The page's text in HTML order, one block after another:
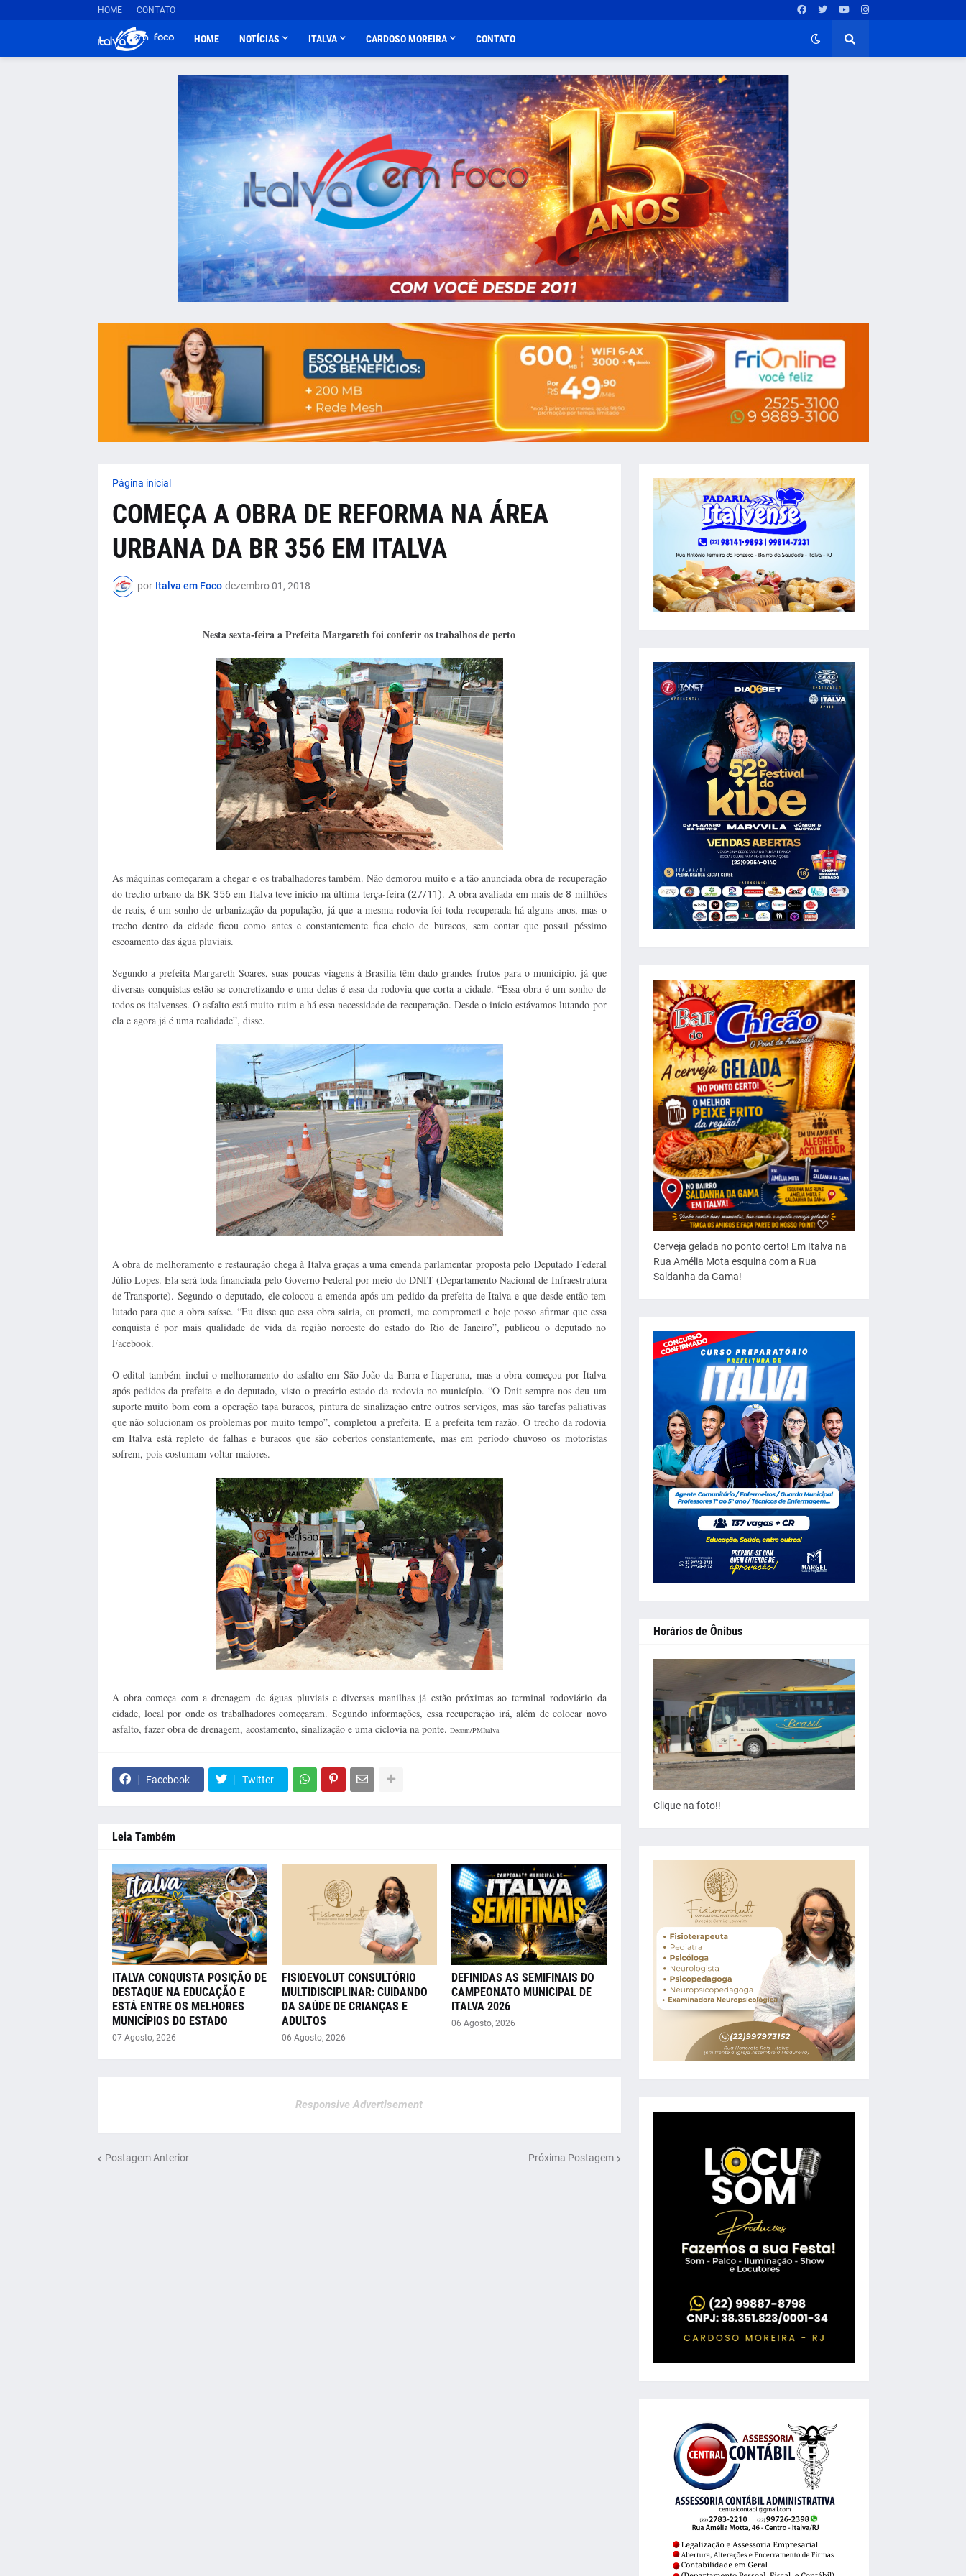
HOME CONTATO
HOME NOTÍCIAS ITALVA CARDOSO MOREIRA CONTATO
Página inicial
COMEÇA A OBRA DE REFORMA NA ÁREA
URBANA DA BR 356 EM ITALVA
por Italva em Foco dezembro 01, 2018
Nesta sexta-feira a Prefeita Margareth foi conferir os trabalhos de perto
As máquinas começaram a chegar e os trabalhadores também. Não demorou muito e a tão anunciada obra de recuperação
do trecho urbano da BR 356em Italva teve início na última terça-feira (27/11). A obra avaliada em mais de8 milhões
de reais, é um sonho de urbanização da população, já que a mesma rodovia foi toda recuperada há alguns anos, mas o
trecho dentro da cidade ficou como antes e constantemente fica cheio de buracos, sem contar que possui péssimo
escoamento das água pluviais.
Segundo a prefeita Margareth Soares, suas poucas viagens à Brasília têm dado grandes frutos para o município, já que
diversas conquistas estão se concretizando e uma delas é essa da rodovia que corta a cidade. “Essa obra é um sonho de
todos os italvenses. O asfalto está muito ruim e há essa necessidade de recuperação. Desde o início estávamos lutando por
ela e agora já é uma realidade”, disse.
A obra de melhoramento e restauração chega à Italva graças a uma emenda parlamentar proposta pelo Deputado Federal
Júlio Lopes. Ela será toda financiada pelo Governo Federal por meio do DNIT (Departamento Nacional de Infraestrutura
de Transporte). Segundo o deputado, ele colocou a emenda após um pedido da prefeita de Italva e que desde então tem
lutado para que a obra saísse. “Eu disse que essa obra sairia, eu prometi, me comprometi e hoje posso afirmar que essa
conquista é por mais qualidade de vida da região noroeste do estado do Rio de Janeiro”, publicou o deputado no
Facebook.
O edital também inclui o melhoramento do asfalto em São João da Barra e Itaperuna, mas a obra começou por Italva
após pedidos da prefeita e do deputado, visto o precário estado da rodovia no município. “O Dnit sempre nos deu um
suporte muito bom com a operação tapa buracos, pintura de sinalização entre outros serviços, mas são tarefas paliativas
que não solucionam os problemas por muito tempo”, completou a prefeita. E a prefeita tem razão. O trecho da rodovia
em Italva está repleto de falhas e buracos que são cobertos constantemente, mas em período chuvoso os motoristas
sofrem, pois costumam voltar maiores.
A obra começa com a drenagem de águas pluviais e diversas manilhas já estão próximas ao terminal rodoviário da
cidade, local por onde os trabalhadores começaram. Segundo informações, essa recuperação irá, além de colocar novo
asfalto, fazer obra de drenagem, acostamento, sinalização e uma ciclovia na ponte. Decom/PMItalva
Facebook Twitter
Leia Também
ITALVA CONQUISTA POSIÇÃO DE
DESTAQUE NA EDUCAÇÃO E
ESTÁ ENTRE OS MELHORES
MUNICÍPIOS DO ESTADO
07 Agosto, 2026
FISIOEVOLUT CONSULTÓRIO
MULTIDISCIPLINAR: CUIDANDO
DA SAÚDE DE CRIANÇAS E
ADULTOS
06 Agosto, 2026
DEFINIDAS AS SEMIFINAIS DO
CAMPEONATO MUNICIPAL DE
ITALVA 2026
06 Agosto, 2026
Responsive Advertisement
Postagem Anterior Próxima Postagem
Cerveja gelada no ponto certo! Em Italva na
Rua Amélia Mota esquina com a Rua
Saldanha da Gama!
Horários de Ônibus
Clique na foto!!